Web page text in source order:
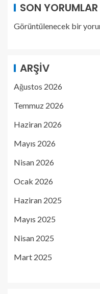
SON YORUMLAR
Görüntülenecek bir
ARŞIV
Ağustos 2026
Temmuz 2026
Haziran 2026
Mayıs 2026
Nisan 2026
Ocak 2026
Haziran 2025
Mayıs 2025
Nisan 2025
Mart 2025